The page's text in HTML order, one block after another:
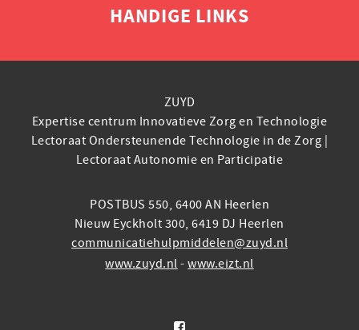
HANDIGE LINKS
ZUYD
Expertise centrum Innovatieve Zorg en Technologie
Lectoraat Ondersteunende Technologie in de Zorg |
Lectoraat Autonomie en Participatie
POSTBUS 550, 6400 AN Heerlen
Nieuw Eyckholt 300, 6419 DJ Heerlen
communicatiehulpmiddelen@zuyd.nl
www.zuyd.nl -www.eizt.nl